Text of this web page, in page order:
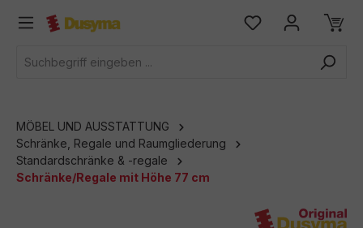
springen
MÖBEL UND AUSSTATTUNG
Schränke, Regale und Raumgliederung
Standardschränke & -regale
Schränke/Regale mit Höhe 77 cm